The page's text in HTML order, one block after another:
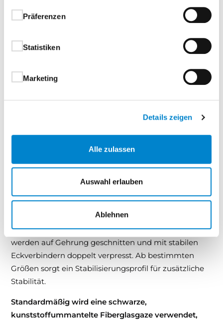
Präferenzen
Statistiken
Marketing
Details zeigen
Alle zulassen
Auswahl erlauben
Ablehnen
wieder abnehmen. Die
dezenten, transparenten
komfortables Einsetzen und Herausnehmen des
Rahmens – sauber, flexibel und jederzeit
Rahmenprofils
überzeugt der Spannrahmen zudem
Gewebevarianten und Profile:
luftdurchlässigen Gewebe sind in verschiedenen
Farben und Ausführungen erhältlich, um den
passenden Insektenschutz für jede Anwendung zu
stranggepresstem Aluminiummit
umweltfreundlicher Pulverbeschichtung,
verschiedenen Farben oder RAL-Tönen. Die Rahmen
werden auf Gehrung geschnitten und mit stabilen
Eckverbindern doppelt verpresst. Ab bestimmten
Größen sorgt ein Stabilisierungsprofil für zusätzliche
Stabilität.
Standardmäßig wird eine schwarze,
kunststoffummantelte Fiberglasgaze verwendet,